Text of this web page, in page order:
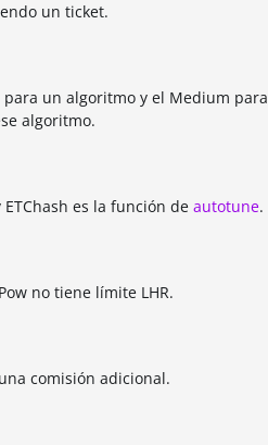
un ticket.
un algoritmo y el Medium para
algoritmo.
es la función de autotune.
no tiene límite LHR.
comisión adicional.